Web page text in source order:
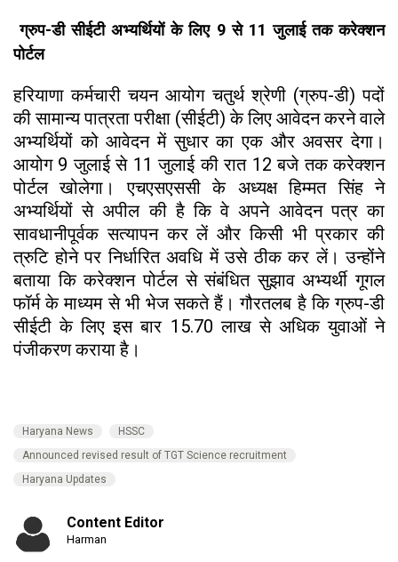
ग्रुप-डी सीईटी अभ्यर्थियों के लिए 9 से 11 जुलाई तक करेक्शन
पोर्टल
हरियाणा कर्मचारी चयन आयोग चतुर्थ श्रेणी (ग्रुप-डी) पदों
की सामान्य पात्रता परीक्षा (सीईटी) के लिए आवेदन करने वाले
अभ्यर्थियों को आवेदन में सुधार का एक और अवसर देगा।
आयोग 9 जुलाई से 11 जुलाई की रात 12 बजे तक करेक्शन
पोर्टल खोलेगा। एचएसएससी के अध्यक्ष हिम्मत सिंह ने
अभ्यर्थियों से अपील की है कि वे अपने आवेदन पत्र का
सावधानीपूर्वक सत्यापन कर लें और किसी भी प्रकार की
त्रुटि होने पर निर्धारित अवधि में उसे ठीक कर लें। उन्होंने
बताया कि करेक्शन पोर्टल से संबंधित सुझाव अभ्यर्थी गूगल
फॉर्म के माध्यम से भी भेज सकते हैं। गौरतलब है कि ग्रुप-डी
सीईटी के लिए इस बार 15.70 लाख से अधिक युवाओं ने
पंजीकरण कराया है।
Haryana News
HSSC
Announced revised result of TGT Science recruitment
Haryana Updates
Content Editor
Harman